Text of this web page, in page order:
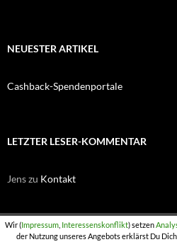
NEUESTER ARTIKEL
Cashback-Spendenportale
LETZTER LESER-KOMMENTAR
Jenszu Kontakt
Wir (Impressum, Interessenskonflikt) setzen
der Nutzung unseres Angebots erklärst Du